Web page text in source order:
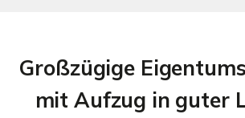
Großzügige
mit Aufzug in guter